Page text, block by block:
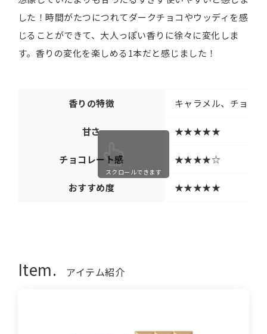
した！時間がたつにつれてダークチョコやウッディを感
じることができて、大人っぽい香りに徐々に変化しま
す。香りの変化を楽しめる1本だと感じました！
香りの特徴 キャラメル、チョコ
甘さ ★★★★★
チョコレート感 ★★★★☆
おすすめ度 ★★★★★
スクロールできます
Item. アイテム紹介